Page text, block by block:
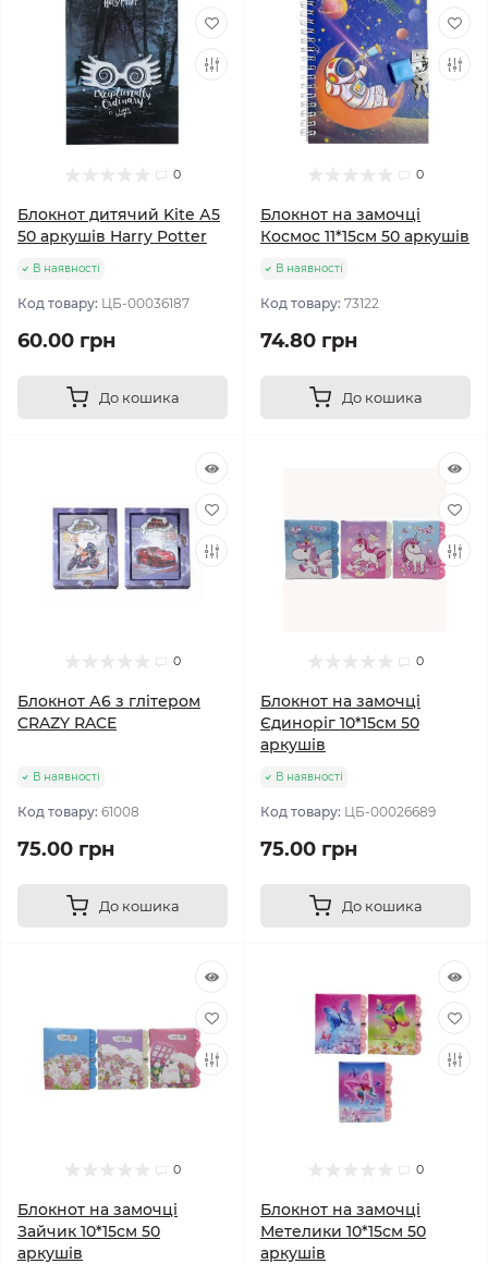
0
Блокнот дитячий Kite А5
50 аркушів Harry Potter
В наявності
Код товару: ЦБ-00036187
60.00 грн
До кошика
0
Блокнот на замочці
Космос 11*15см 50 аркушів
В наявності
Код товару: 73122
74.80 грн
До кошика
0
Блокнот А6 з глітером
CRAZY RACE
В наявності
Код товару: 61008
75.00 грн
До кошика
0
Блокнот на замочці
Єдиноріг 10*15см 50
аркушів
В наявності
Код товару: ЦБ-00026689
75.00 грн
До кошика
0
Блокнот на замочці
Зайчик 10*15см 50
аркушів
0
Блокнот на замочці
Метелики 10*15см 50
аркушів